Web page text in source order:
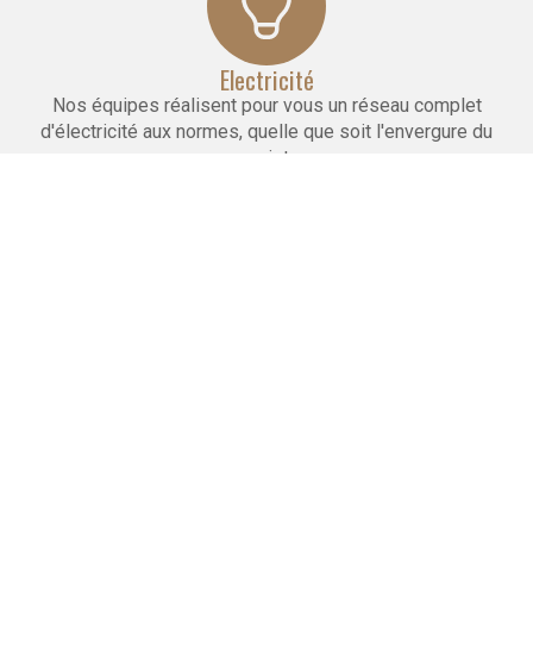
Electricité
Nos équipes réalisent pour vous un réseau complet
d'électricité aux normes, quelle que soit l'envergure du
projet.